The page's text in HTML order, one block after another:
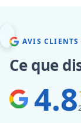
AVIS CLIENTS
Ce que
4.8